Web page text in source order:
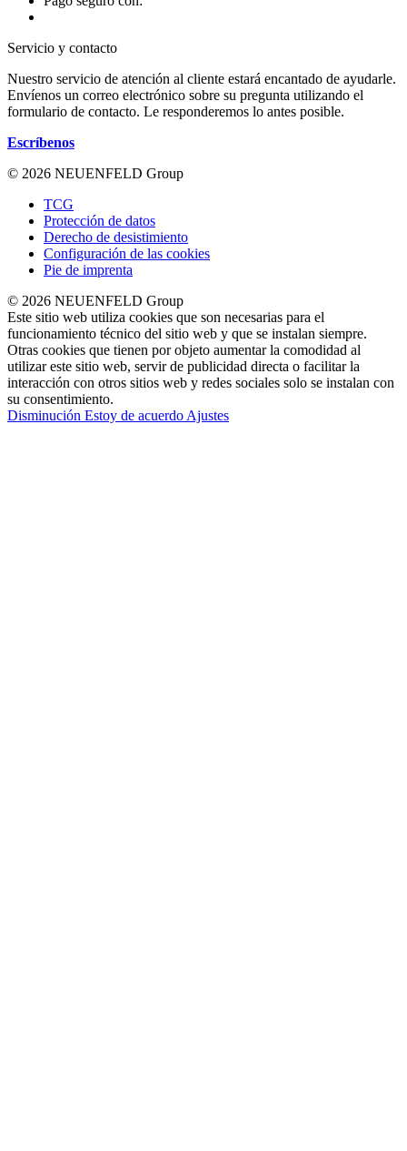
Servicio y contacto
Nuestro servicio de atención al cliente estará encantado de ayudarle.
Envíenos un correo electrónico sobre su pregunta utilizando el
formulario de contacto. Le responderemos lo antes posible.
Escríbenos
© 2026 NEUENFELD Group
TCG
Protección de datos
Derecho de desistimiento
Configuración de las cookies
Pie de imprenta
© 2026 NEUENFELD Group
Este sitio web utiliza cookies que son necesarias para el
funcionamiento técnico del sitio web y que se instalan siempre.
Otras cookies que tienen por objeto aumentar la comodidad al
utilizar este sitio web, servir de publicidad directa o facilitar la
interacción con otros sitios web y redes sociales solo se instalan con
su consentimiento.
Disminución Estoy de acuerdo Ajustes